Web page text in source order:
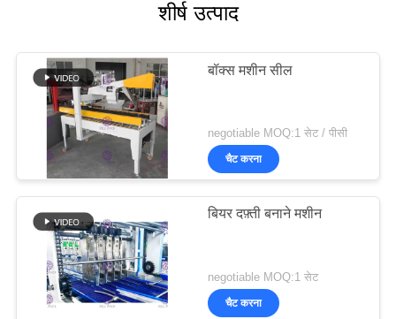
शीर्ष उत्पाद
बॉक्स मशीन सील
negotiable MOQ:1 सेट / पीसी
चैट करना
बियर दफ़्ती बनाने मशीन
negotiable MOQ:1 सेट
चैट करना